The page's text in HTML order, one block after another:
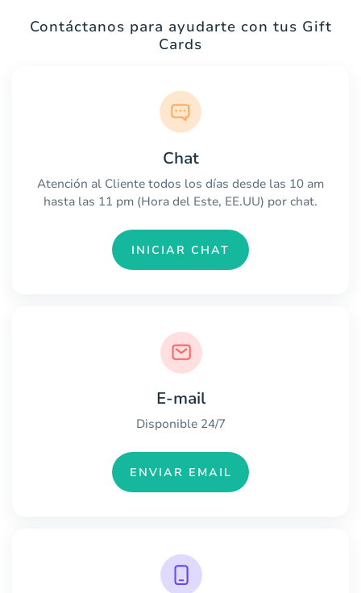
Contáctanos para ayudarte con tus Gift
Cards
Chat
Atención al Cliente todos los días desde las 10 am
hasta las 11 pm (Hora del Este, EE.UU) por chat.
INICIAR CHAT
E-mail
Disponible 24/7
ENVIAR EMAIL